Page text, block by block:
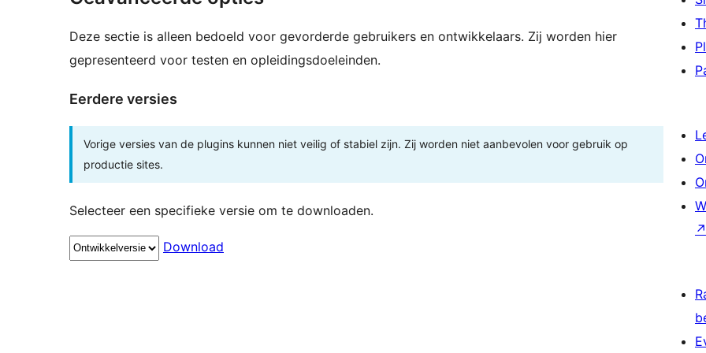
Deze sectie is alleen bedoeld voor gevorderde gebruikers en ontwikkelaars. Zij worden hier
gepresenteerd voor testen en opleidingsdoeleinden.
Eerdere versies
Vorige versies van de plugins kunnen niet veilig of stabiel zijn. Zij worden niet aanbevolen voor gebruik op
productie sites.
Selecteer een specifieke versie om te downloaden.
Download
↗